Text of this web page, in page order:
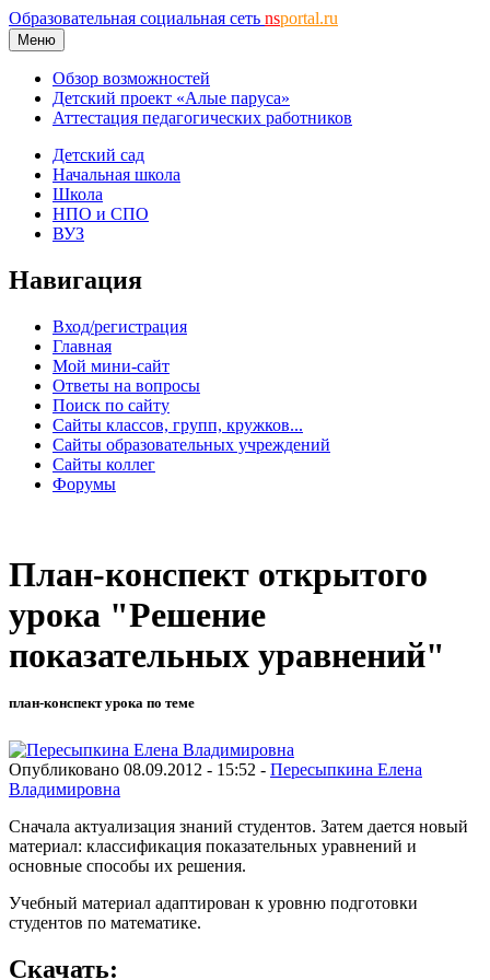
Образовательная социальная сеть nsportal.ru
Меню
Обзор возможностей
Детский проект «Алые паруса»
Аттестация педагогических работников
Детский сад
Начальная школа
Школа
НПО и СПО
ВУЗ
Навигация
Вход/регистрация
Главная
Мой мини-сайт
Ответы на вопросы
Поиск по сайту
Сайты классов, групп, кружков...
Сайты образовательных учреждений
Сайты коллег
Форумы
План-конспект открытого
урока "Решение
показательных уравнений"
план-конспект урока по теме
Опубликовано 08.09.2012 - 15:52 - Пересыпкина Елена
Владимировна
Сначала актуализация знаний студентов. Затем дается новый
материал: классификация показательных уравнений и
основные способы их решения.
Учебный материал адаптирован к уровню подготовки
студентов по математике.
Скачать: